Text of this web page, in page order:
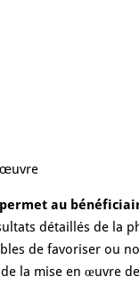
œuvre
au
détaillés de la
de favoriser ou
la mise en œuvre